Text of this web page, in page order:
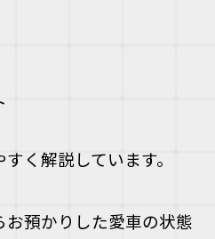
く解説しています。
預かりした愛車の状態